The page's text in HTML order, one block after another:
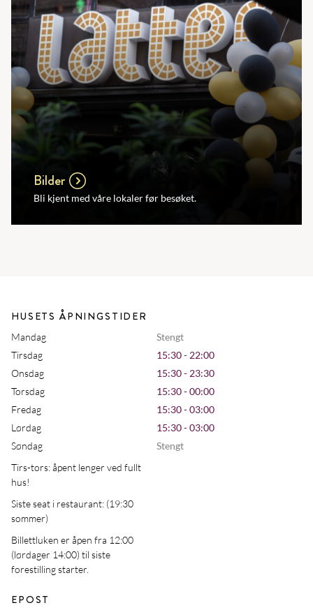
Bilder
Bli kjent med våre lokaler før besøket.
HUSETS ÅPNINGSTIDER
Mandag
Stengt
Tirsdag
15:30 - 22:00
Onsdag
15:30 - 23:30
Torsdag
15:30 - 00:00
Fredag
15:30 - 03:00
Lørdag
15:30 - 03:00
Søndag
Stengt
Tirs-tors: åpent lenger ved fullt
hus!
Siste seat i restaurant: (19:30
sommer)
Billettluken er åpen fra 12:00
(lørdager 14:00) til siste
forestilling starter.
EPOST